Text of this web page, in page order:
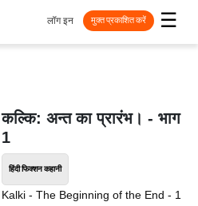
☰
लॉग इन मुक्त प्रकाशित करें
कल्कि: अन्त का प्रारंभ। - भाग
1
हिंदी फिक्शन कहानी
Kalki - The Beginning of the End - 1